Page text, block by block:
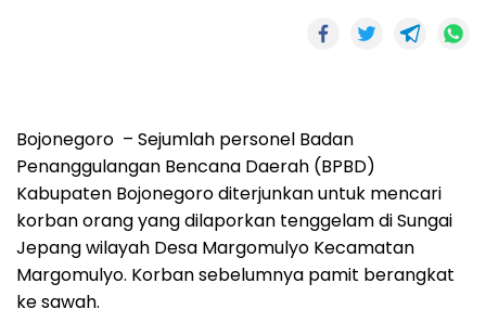
Bojonegoro – Sejumlah personel Badan
Penanggulangan Bencana Daerah (BPBD)
Kabupaten Bojonegoro diterjunkan untuk mencari
korban orang yang dilaporkan tenggelam di Sungai
Jepang wilayah Desa Margomulyo Kecamatan
Margomulyo. Korban sebelumnya pamit berangkat
ke sawah.